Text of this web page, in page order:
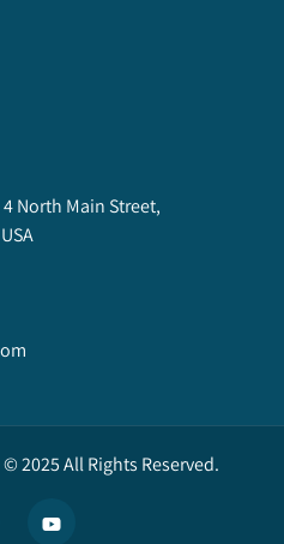
North Main Street,
©2025All Rights Reserved.